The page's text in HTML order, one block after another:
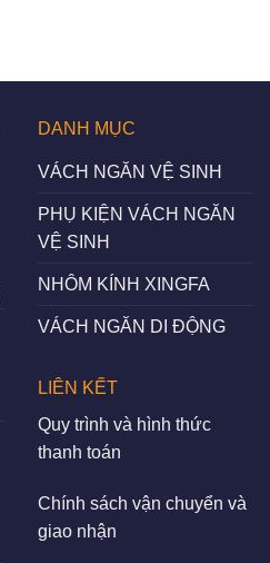
DANH MỤC
VÁCH NGĂN VỆ SINH
PHỤ KIỆN VÁCH NGĂN
VỆ SINH
NHÔM KÍNH XINGFA
VÁCH NGĂN DI ĐỘNG
LIÊN KẾT
Quy trình và hình thức
thanh toán
Chính sách vận chuyển và
giao nhận